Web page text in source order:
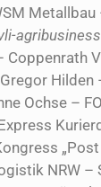
Coppenrath
Hilden
Ochse –
NRW –